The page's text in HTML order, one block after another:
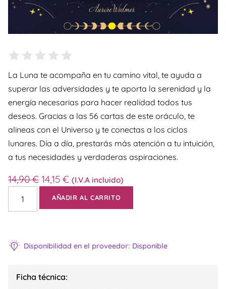
La Luna te acompaña en tu camino vital, te ayuda a
superar las adversidades y te aporta la serenidad y la
energía necesarias para hacer realidad todos tus
deseos. Gracias a las 56 cartas de este oráculo, te
alineas con el Universo y te conectas a los ciclos
lunares. Día a día, prestarás más atención a tu intuición,
a tus necesidades y verdaderas aspiraciones.
14,90€ 14,15 € (I.V.A incluido)
AÑADIR AL CARRITO
Disponibilidad en el proveedor: Disponible
Ficha técnica: